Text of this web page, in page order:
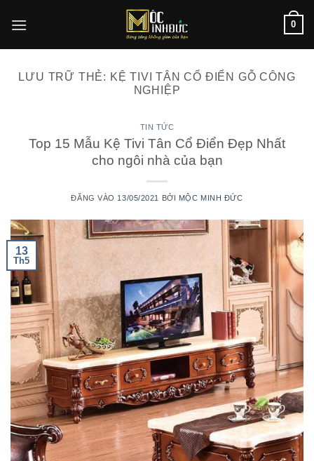
qua
0
LƯU TRỮ THẺ: KỆ TIVI TÂN CỔ ĐIỂN GỖ CÔNG
NGHIỆP
TIN TỨC
Top 15 Mẫu Kệ Tivi Tân Cổ Điển Đẹp Nhất
cho ngôi nhà của bạn
ĐĂNG VÀO 13/05/2021 BỞI MỘC MINH ĐỨC
13
Th5